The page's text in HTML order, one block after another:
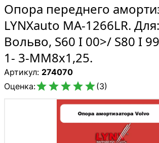
Опора переднего
LYNXauto MA-1266LR.
Вольво, S60 I 00>/ S80 I
1- 3-MM8x1,25.
Артикул: 274070
Оценка:(3)